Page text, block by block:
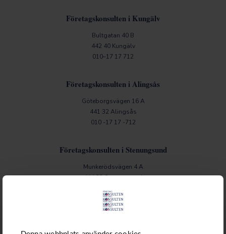
Företagskonsulten i Kungälv
Bultgatan 40 B
442 40 Kungälv
010–17 17 712
Företagskonsulten i Alingsås
Göteborgsvägen 16 A
441 32 Alingsås
010 -17 17 -712
Företagskonsulten i Stenungsund
Munkerödsvägen 4 A
444 32 Stenungsund